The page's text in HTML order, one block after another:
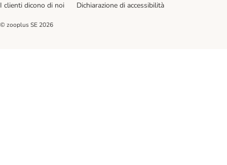
I clienti dicono di noi
Dichiarazione di accessibilità
© zooplus SE 2026